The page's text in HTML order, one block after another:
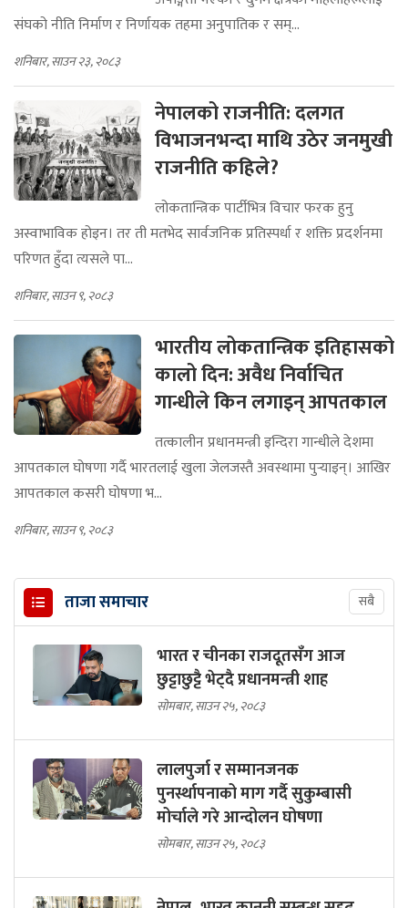
संघको नीति निर्माण र निर्णायक तहमा अनुपातिक र सम्...
शनिबार, साउन २३, २०८३
नेपालको राजनीति: दलगत
विभाजनभन्दा माथि उठेर जनमुखी
राजनीति कहिले?
लोकतान्त्रिक पार्टीभित्र विचार फरक हुनु
अस्वाभाविक होइन। तर ती मतभेद सार्वजनिक प्रतिस्पर्धा र शक्ति प्रदर्शनमा
परिणत हुँदा त्यसले पा...
शनिबार, साउन ९, २०८३
भारतीय लोकतान्त्रिक इतिहासको
कालो दिन: अवैध निर्वाचित
गान्धीले किन लगाइन् आपतकाल
तत्कालीन प्रधानमन्त्री इन्दिरा गान्धीले देशमा
आपतकाल घोषणा गर्दै भारतलाई खुला जेलजस्तै अवस्थामा पुर्‍याइन्। आखिर
आपतकाल कसरी घोषणा भ...
शनिबार, साउन ९, २०८३
ताजा समाचार सबै
भारत र चीनका राजदूतसँग आज
छुट्टाछुट्टै भेट्दै प्रधानमन्त्री शाह
सोमबार, साउन २५, २०८३
लालपुर्जा र सम्मानजनक
पुनर्स्थापनाको माग गर्दै सुकुम्बासी
मोर्चाले गरे आन्दोलन घोषणा
सोमबार, साउन २५, २०८३